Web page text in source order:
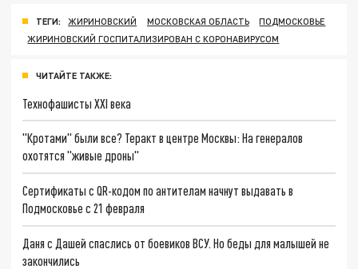
ТЕГИ: ЖИРИНОВСКИЙ МОСКОВСКАЯ ОБЛАСТЬ
ПОДМОСКОВЬЕ
ЖИРИНОВСКИЙ ГОСПИТАЛИЗИРОВАН С КОРОНАВИРУСОМ
ЧИТАЙТЕ ТАКЖЕ:
Технофашисты XXI века
"Кротами" были все? Теракт в центре Москвы: На генералов
охотятся "живые дроны"
Сертификаты с QR-кодом по антителам начнут выдавать в
Подмосковье с 21 февраля
Даня с Дашей спаслись от боевиков ВСУ. Но беды для малышей не
закончились